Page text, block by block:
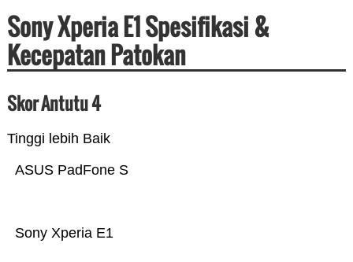
Sony Xperia E1 Spesifikasi &
Kecepatan Patokan
Skor Antutu 4
Tinggi lebih Baik
Sony Xperia E1
ASUS PadFone S